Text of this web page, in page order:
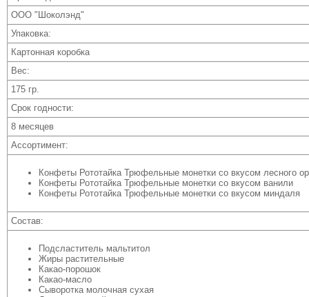
ООО "Шоколэнд"
Упаковка:
Картонная коробка
Вес:
175 гр.
Срок годности:
8 месяцев
Ассортимент:
Конфеты Рототайка Трюфельные монетки со вкусом лесного
Конфеты Рототайка Трюфельные монетки со вкусом ванили
Конфеты Рототайка Трюфельные монетки со вкусом миндаля
Состав:
Подсластитель мальтитол
Жиры растительные
Какао-порошок
Какао-масло
Сыворотка молочная сухая